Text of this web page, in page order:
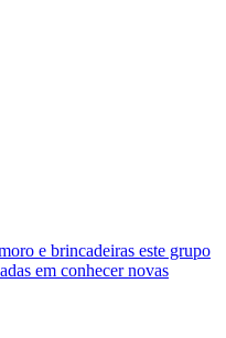
e brincadeiras este grupo
em conhecer novas